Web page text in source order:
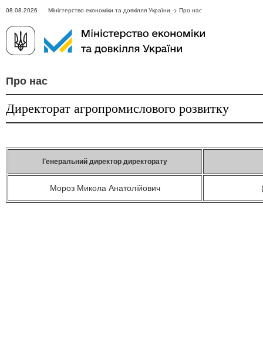
08.08.2026 Міністерство економіки та довкілля України -> Про нас
Про нас
Директорат агропромислового розвитку
Генеральний директор директорату
Мороз Микола Анатолійович